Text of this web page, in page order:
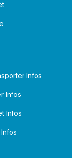
Infos
Infos
Infos